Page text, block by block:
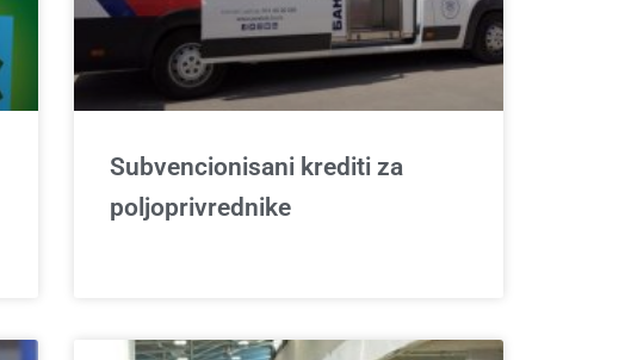
Subvencionisani krediti za
poljoprivrednike